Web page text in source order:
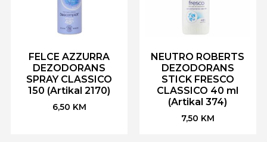
FELCE AZZURRA
DEZODORANS
SPRAY CLASSICO
150 (Artikal 2170)
6,50 KM
NEUTRO ROBERTS
DEZODORANS
STICK FRESCO
CLASSICO 40 ml
(Artikal 374)
7,50 KM